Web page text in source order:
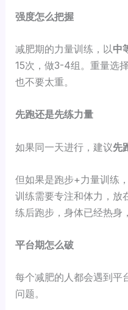
强度怎么把握
减肥期的力量训练，以中
15次，做3-4组。重量选
也不要太重。
先跑还是先练力量
如果同一天进行，建议先
但如果是跑步+力量训练
训练需要专注和体力，放
练后跑步，身体已经热身
平台期怎么破
每个减肥的人都会遇到平
问题。